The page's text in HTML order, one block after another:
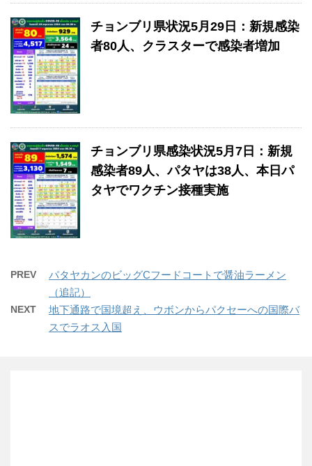
チョンブリ県状況5月29日：新規感染
者80人、クラスターで感染者増加
チョンブリ県感染状況5月7日：新規
感染者89人、パタヤは38人、本日パ
タヤでワクチン接種実施
PREV
パタヤカンのビッグCフードコートで醤油ラーメン
（追記）
NEXT
地下通路で国境超え、ウボンからパクセーへの国際バ
スでラオス入国